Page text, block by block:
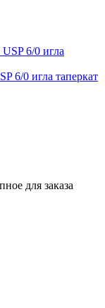
6/0 игла таперкат
для заказа